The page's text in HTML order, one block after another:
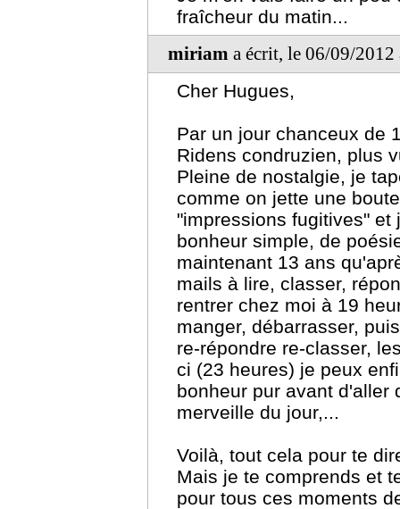
fraîcheur du matin...
miriam a écrit, le 06/09/2012
Cher Hugues,
Par un jour chanceux de
Ridens condruzien, plus
Pleine de nostalgie, je
comme on jette une
"impressions fugitives"
bonheur simple, de
maintenant 13 ans
mails à lire, classer,
rentrer chez moi à 19
manger, débarrasser,
re-répondre re-classer,
ci (23 heures) je peux
bonheur pur avant d'aller
merveille du jour,...
Voilà, tout cela pour te
Mais je te comprends et
pour tous ces moments